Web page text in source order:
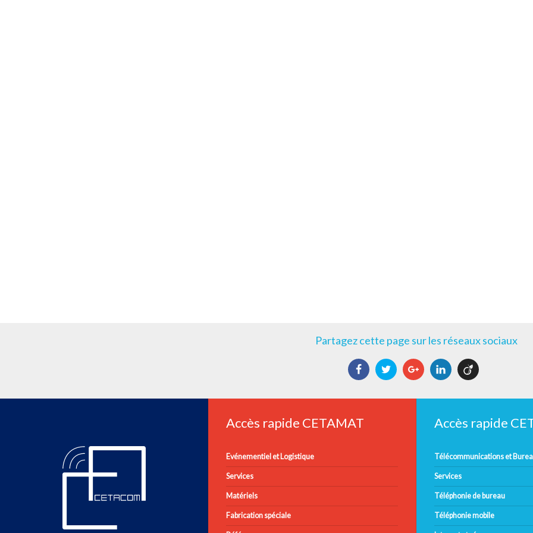
Partagez cette page sur les réseaux sociaux
FacebookTwitter Google+LinkedIn
Accès rapide CETAMAT
Evénementiel et Logistique
Services
Matériels
Fabrication spéciale
Accès rapide
Télécommunications et
Services
Téléphonie de bureau
Téléphonie mobile